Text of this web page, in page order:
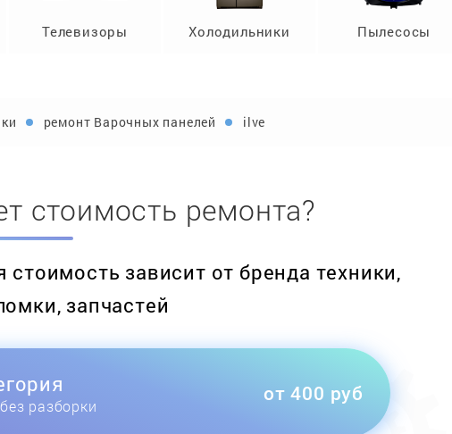
Телевизоры Холодильники Пылесосы
ремонт Варочных панелей ilve
стоимость ремонта?
стоимость зависит от бренда техники,
запчастей
разборки
от 400 руб